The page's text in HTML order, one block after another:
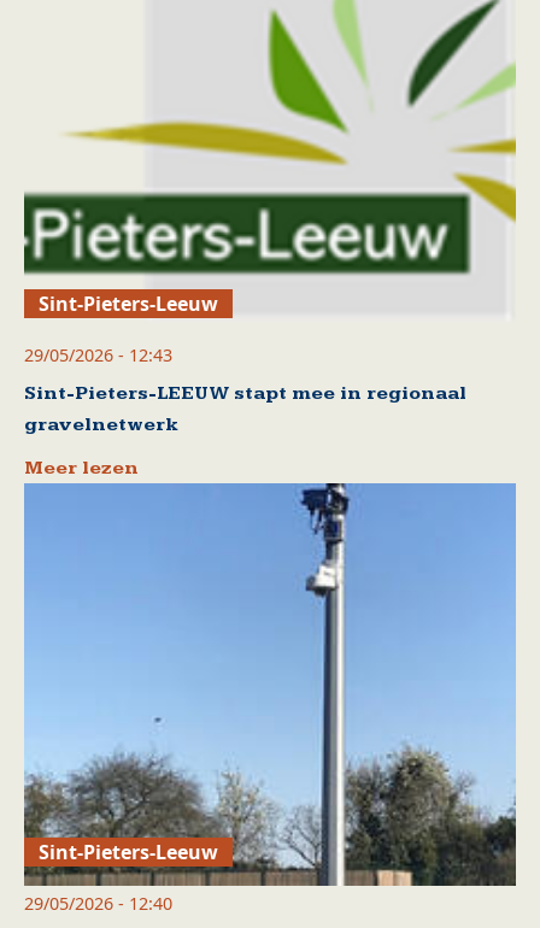
Sint-Pieters-Leeuw
29/05/2026 - 12:43
Sint-Pieters-LEEUW stapt mee in regionaal
gravelnetwerk
Meer lezen
Sint-Pieters-Leeuw
29/05/2026 - 12:40